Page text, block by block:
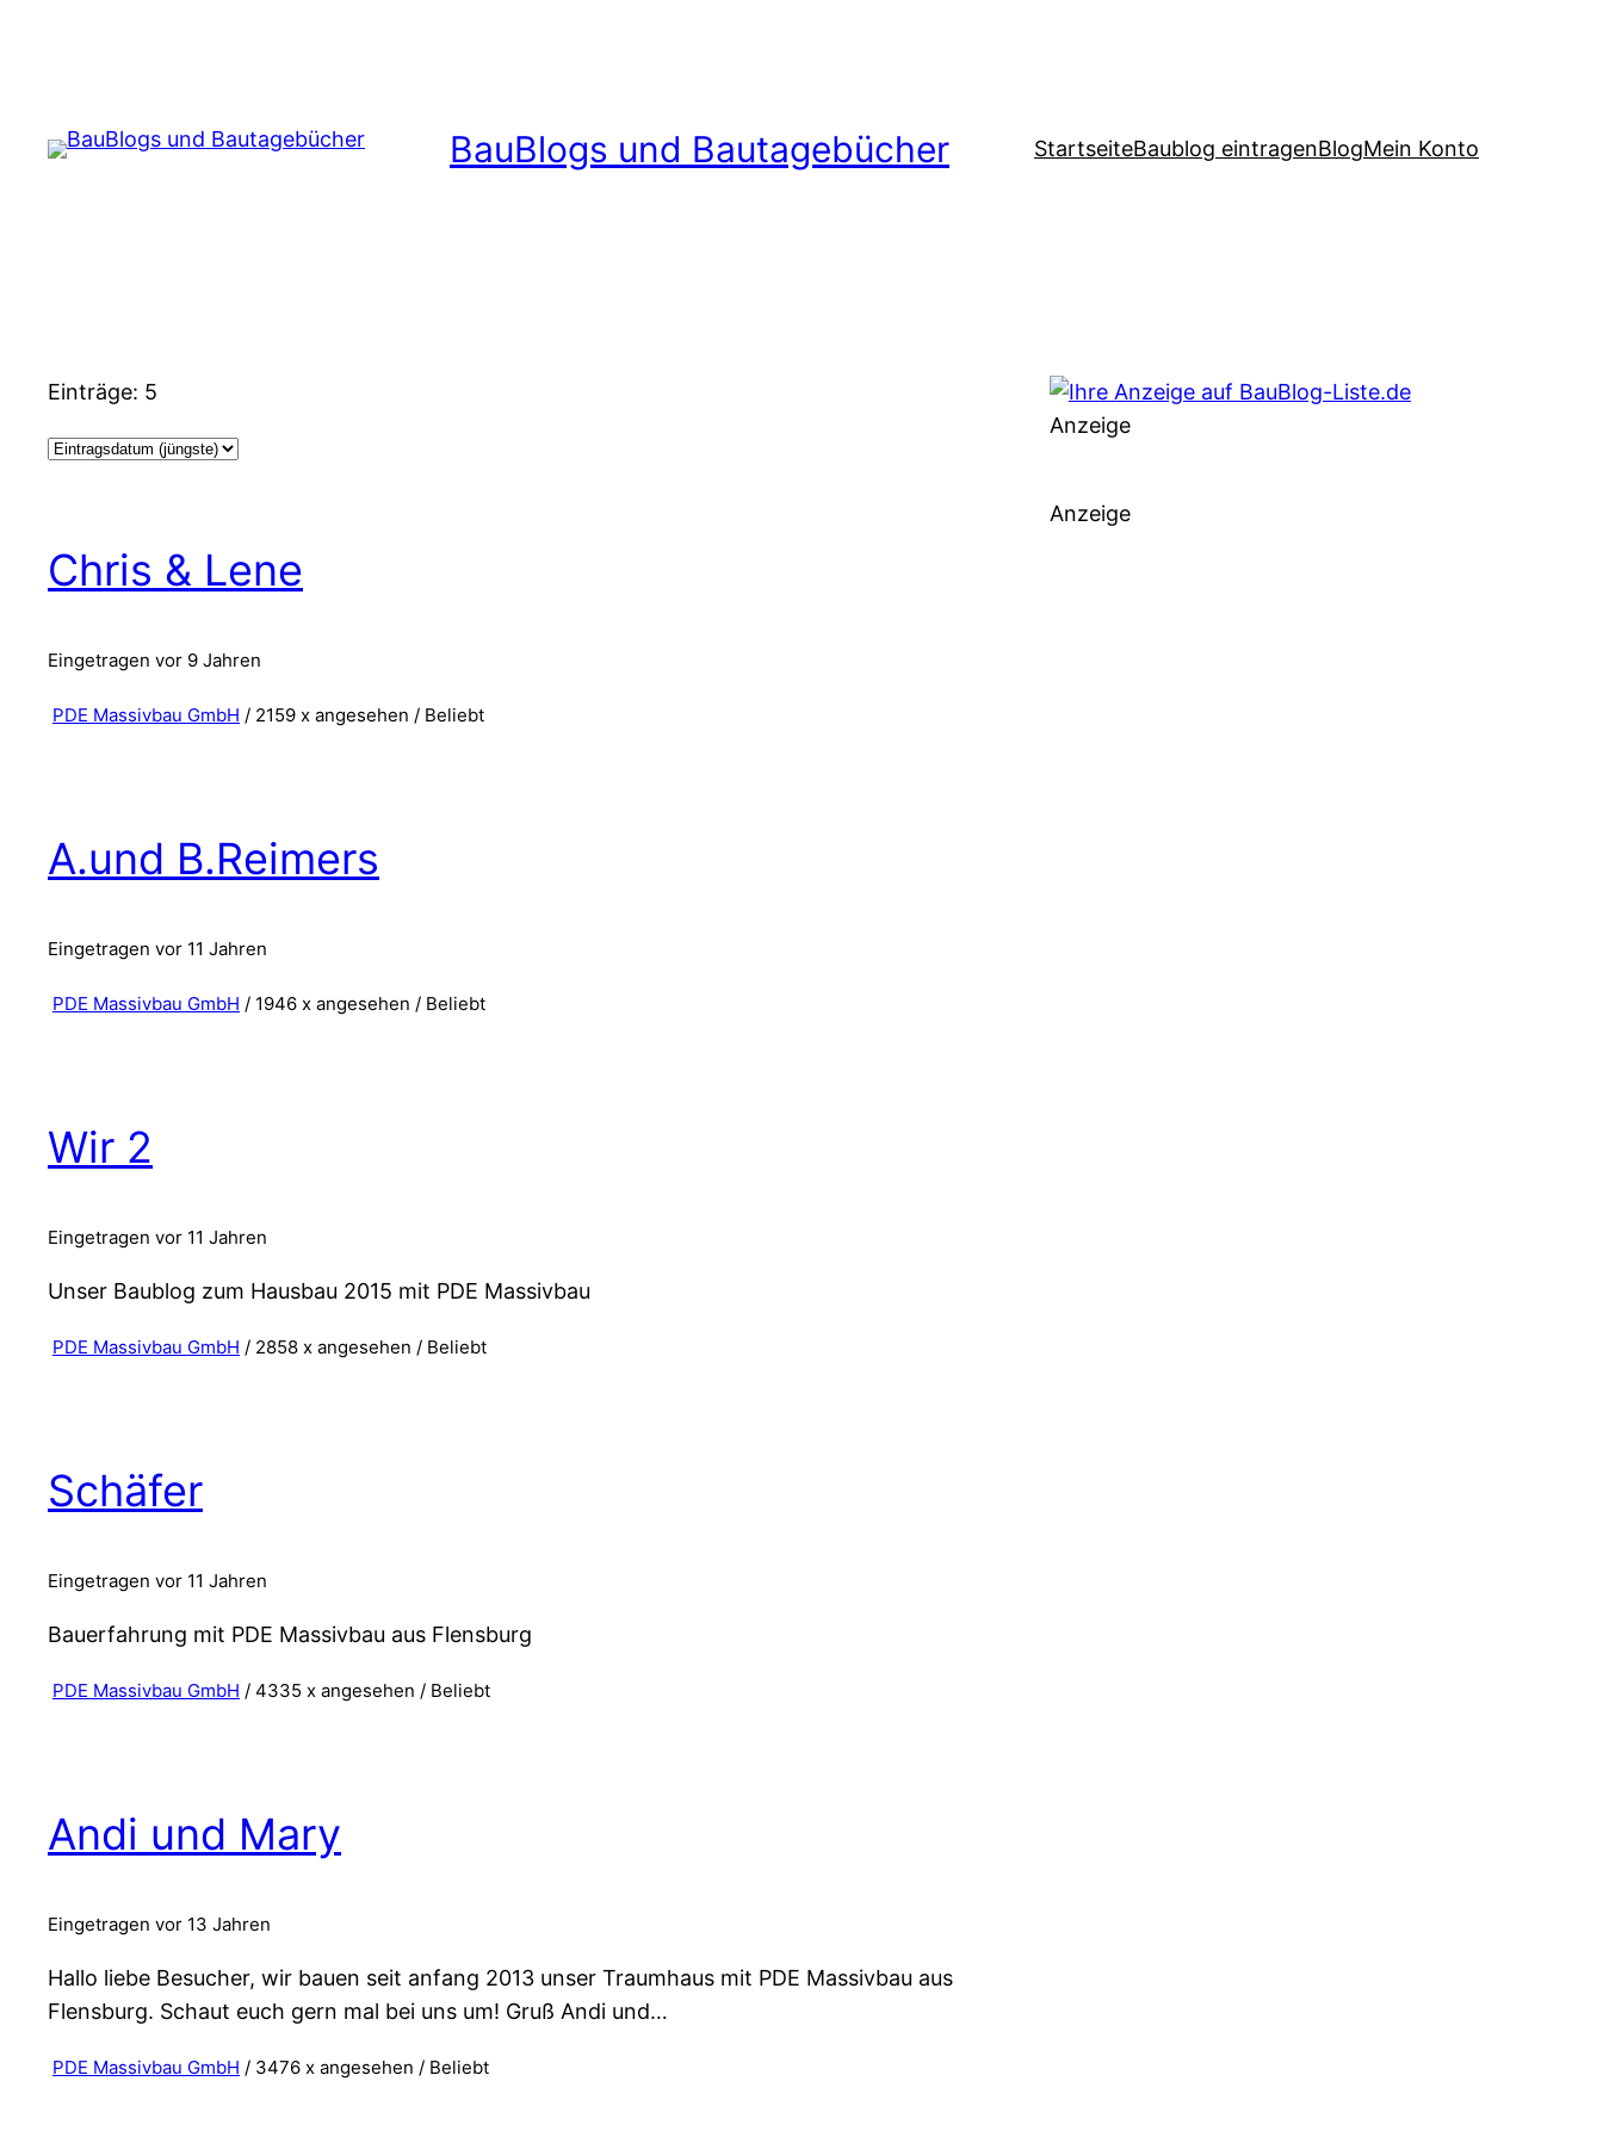
BauBlogs und Bautagebücher StartseiteBaublog eintragenBlogMein Konto
Einträge: 5
Chris & Lene
Eingetragen vor 9 Jahren
PDE Massivbau GmbH / 2159 x angesehen / Beliebt
A.und B.Reimers
Eingetragen vor 11 Jahren
PDE Massivbau GmbH / 1946 x angesehen / Beliebt
Wir 2
Eingetragen vor 11 Jahren
Unser Baublog zum Hausbau 2015 mit PDE Massivbau
PDE Massivbau GmbH / 2858 x angesehen / Beliebt
Schäfer
Eingetragen vor 11 Jahren
Bauerfahrung mit PDE Massivbau aus Flensburg
PDE Massivbau GmbH / 4335 x angesehen / Beliebt
Andi und Mary
Eingetragen vor 13 Jahren
Hallo liebe Besucher, wir bauen seit anfang 2013 unser Traumhaus mit PDE Massivbau aus
Flensburg. Schaut euch gern mal bei uns um! Gruß Andi und…
PDE Massivbau GmbH / 3476 x angesehen / Beliebt
Anzeige
Anzeige